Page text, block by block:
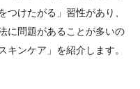
つけたがる」習性があり、
に問題があることが多いの
キンケア」を紹介します。